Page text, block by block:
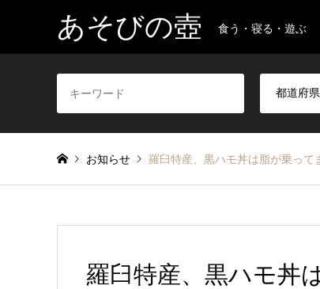
あそびの壺 食う・寝る・遊ぶ
お知らせ 羅臼特産、黒ハモ丼は脂が乗って
羅臼特産、黒ハモ丼